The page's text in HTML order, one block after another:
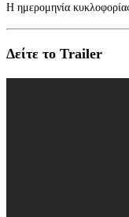
Η ημερομηνία
Δείτε το Trailer